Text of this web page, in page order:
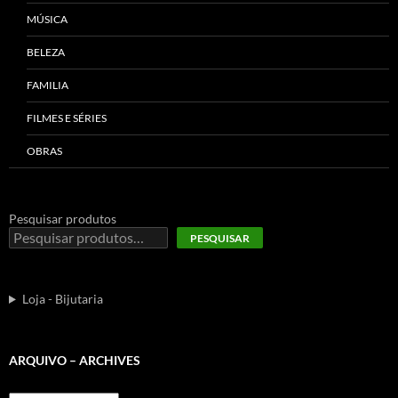
MÚSICA
BELEZA
FAMILIA
FILMES E SÉRIES
OBRAS
Pesquisar produtos
PESQUISAR
Loja - Bijutaria
ARQUIVO – ARCHIVES